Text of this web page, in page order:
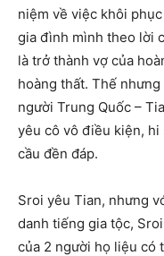
niệm về việc khôi
gia đình mình theo lời
là trở thành vợ của
hoàng thất. Thế
người Trung Quốc –
yêu cô vô điều kiện,
cầu đền đáp.
Sroi yêu Tian, nhưng
danh tiếng gia tộc,
của 2 người họ liệu có